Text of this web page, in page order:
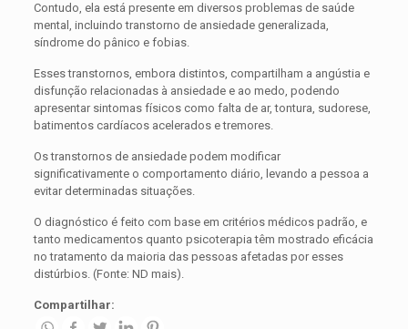
Contudo, ela está presente em diversos problemas de saúde
mental, incluindo transtorno de ansiedade generalizada,
síndrome do pânico e fobias.
Esses transtornos, embora distintos, compartilham a angústia e
disfunção relacionadas à ansiedade e ao medo, podendo
apresentar sintomas físicos como falta de ar, tontura, sudorese,
batimentos cardíacos acelerados e tremores.
Os transtornos de ansiedade podem modificar
significativamente o comportamento diário, levando a pessoa a
evitar determinadas situações.
O diagnóstico é feito com base em critérios médicos padrão, e
tanto medicamentos quanto psicoterapia têm mostrado eficácia
no tratamento da maioria das pessoas afetadas por esses
distúrbios. (Fonte: ND mais).
Compartilhar: